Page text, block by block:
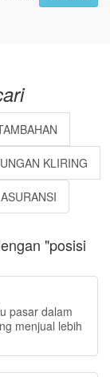
KLIRING
ASURANSI
"posisi
pasar dalam
menjual lebih